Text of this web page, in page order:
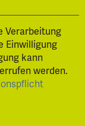
Verarbeitung
Einwilligung
kann
werden.